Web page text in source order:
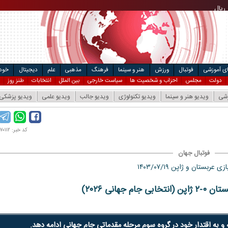
خودروریال
ریال
آموزشی فوتبال ورزش هنر و سینما فرهنگ مذهبی علم دیجیتال
دولت مجلس احزاب و شخصیت ها سیاست خارجی بین الملل انتخابات طنز روز
ویدیو هنر و سینما ویدیو تکنولوژی ویدیو جالب ویدیو علمی ویدیو
کد خبر: ۱۴۰۳۰۷۰۱۱۲
فوتبال جهان
و ژاپن ۱۴۰۳/۰۷/۱۹
۲۰۲۶)
به اقتدار خود در گروه سوم مرحله مقدماتی جام جهانی ادامه دهد.